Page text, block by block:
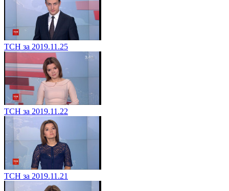
ТСН за 2019.11.25
ТСН за 2019.11.22
ТСН за 2019.11.21